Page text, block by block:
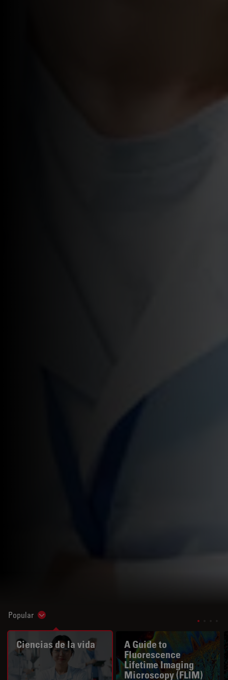
Popular Show subnavigation
Ciencias de la vida
A Guide to
Fluorescence
Lifetime Imaging
Microscopy (FLIM)